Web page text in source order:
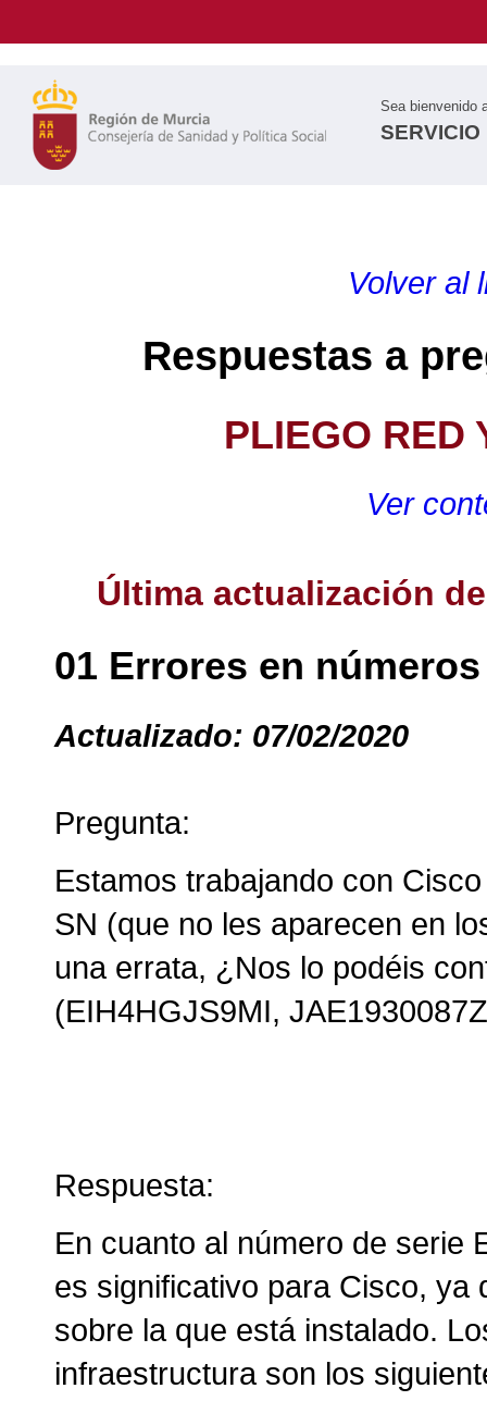
Sea bienvenido
Volver al
Respuestas a
PLIEGO RED
Ver
Última actualización
01 Errores en
Actualizado: 07/02/2020
Pregunta:
Estamos trabajando con
SN (que no les aparecen en
una errata, ¿Nos lo podéis
(EIH4HGJS9MI,
Respuesta:
En cuanto al número de serie
es significativo para Cisco, ya
sobre la que está instalado.
infraestructura son los